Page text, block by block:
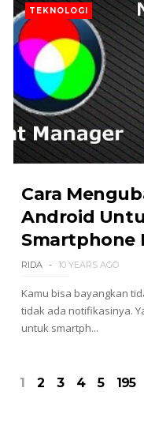
TEKNOLOGI
Cara
Android
Smartphone
RIDA 10 YEARS AGO
Kamu bisa bayangkan
tidak ada notifikasinya.
untuk smartph...
1 2 3 4 5 195